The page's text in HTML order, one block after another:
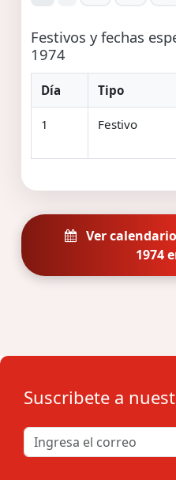
Festivos y fechas
1974
Día Tipo
1 Festivo
Ver
1974
Suscribete a